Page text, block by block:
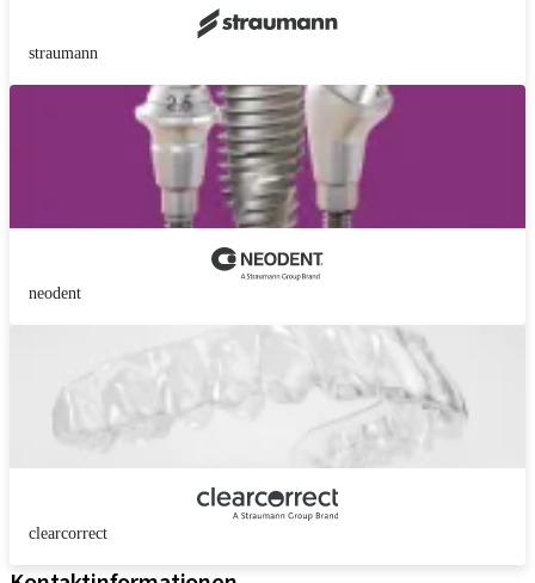
straumann
neodent
clearcorrect